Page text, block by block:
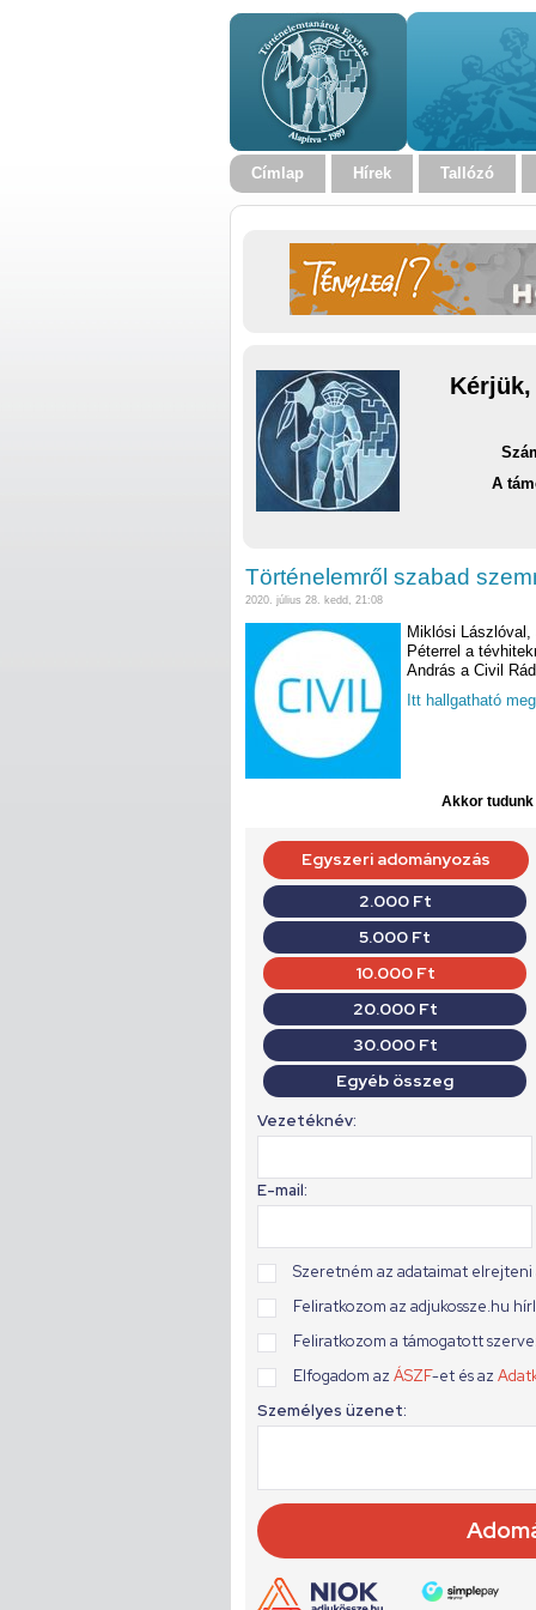
Címlap Hírek Tallózó
A
Történelemről szabad
2020. július 28. kedd, 21:08
Miklósi
Péterrel a
András a Civil
Itt hallgatható meg
Akkor tudunk